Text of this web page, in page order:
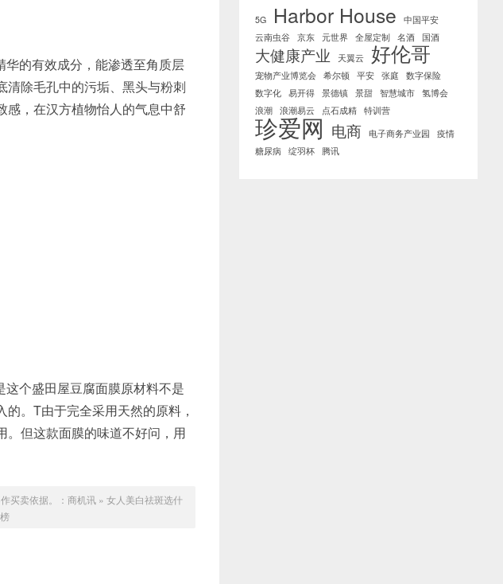
的有效成分，能渗透至角质层
清除毛孔中的污垢、黑头与粉刺
感，在汉方植物怡人的气息中舒
个盛田屋豆腐面膜原材料不是
。T由于完全采用天然的原料，
。但这款面膜的味道不好问，用
买卖依据。： 商机讯» 女人美白祛斑选什
5G Harbor House
中国平安
云南虫谷 京东 元世界 全屋定制 名酒 国酒
大健康产业 天翼云 好伦哥
宠物产业博览会 希尔顿 平安 张庭
数字保险
数字化 易开得 景德镇 景甜 智慧城市 氢博会
浪潮 浪潮易云 点石成精 特训营
珍爱网 电商 电子商务产业园
疫情
糖尿病
绽羽杯 腾讯